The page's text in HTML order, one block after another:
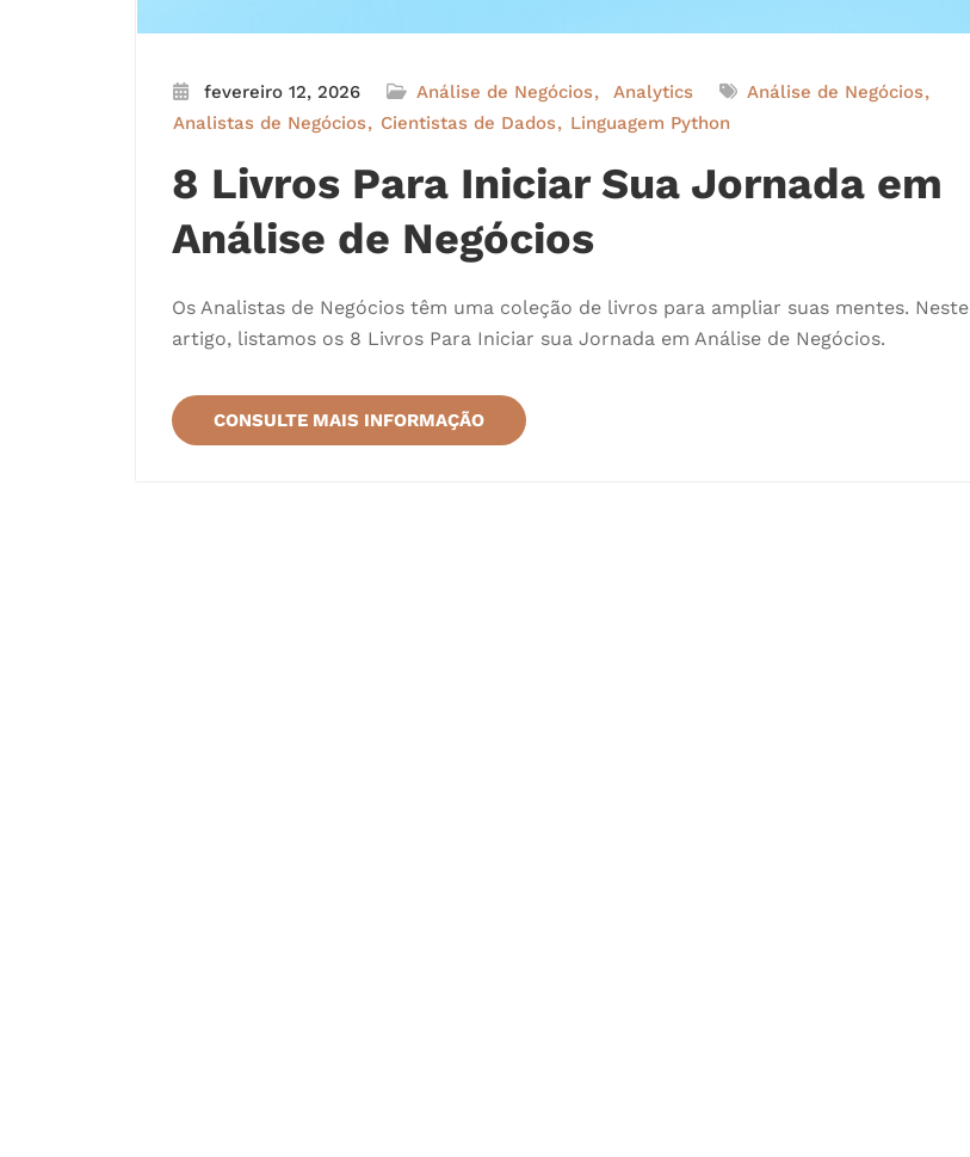
fevereiro 12, 2026 Análise de Negócios Analytics
Análise de Negócios
Analistas de Negócios
Cientistas de Dados Linguagem Python
8 Livros Para Iniciar Sua Jornada em
Análise de Negócios
Os Analistas de Negócios têm uma coleção de livros para ampliar suas mentes. Neste
artigo, listamos os 8 Livros Para Iniciar sua Jornada em Análise de Negócios.
CONSULTE MAIS INFORMAÇÃO